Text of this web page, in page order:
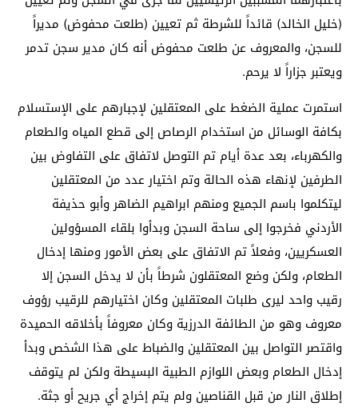
(خليل الخالد) قائداً للشرطة ثم تعيين (طلعت محفوض) مديراً
للسجن، والمعروف عن طلعت محفوض أنه كان مدير سجن تدمر
ويعتبر جزاراً لا يرحم.
استمرت عملية الضغط على المعتقلين لإجبارهم على الإستسلام
بكافة الوسائل من استخدام الرصاص إلى قطع المياه والطعام
والكهرباء، بعد عدة أيام تم التوصل لاتفاق على التفاوض بين
الطرفين لإنهاء هذه الحالة وتم اختيار عدد من المعتقلين
ليتكلموا باسم الجميع ومنهم ابراهيم الضاهر وأبو حذيفة
الأردني فخرجوا إلى ساحة السجن وبدأوا بلقاء المسؤولين
العسكريين، وفعلاً تم الاتفاق على بعض الأمور ومنها إدخال
الطعام، ولكن وضع المعتقلون شرطاً بأن لا يدخل السجن إلا
رقيب واحد ليرى طلبات المعتقلين وكان اختيارهم للرقيب رؤوف
معروف وهو من الطائفة الدرزية وكان معروفاً بأخلاقه الحميدة
واقتصر التواصل بين المعتقلين والضباط على هذا الشخص وبدأ
إدخال الطعام وبعض اللوازم الطبية البسيطة ولكن لم يتوقف
إطلاق النار من قبل القناصين ولم يتم إخراج أي جريح أو جثة.